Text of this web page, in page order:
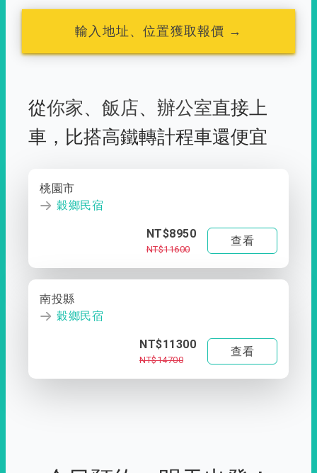
輸入地址、位置獲取報價 →
從你家、 飯店、 辦公室直接上
車， 比搭高鐵轉計程車還便宜
桃園市
穀鄉民宿
NT$8950
NT$11600
查看
南投縣
穀鄉民宿
NT$11300
NT$14700
查看